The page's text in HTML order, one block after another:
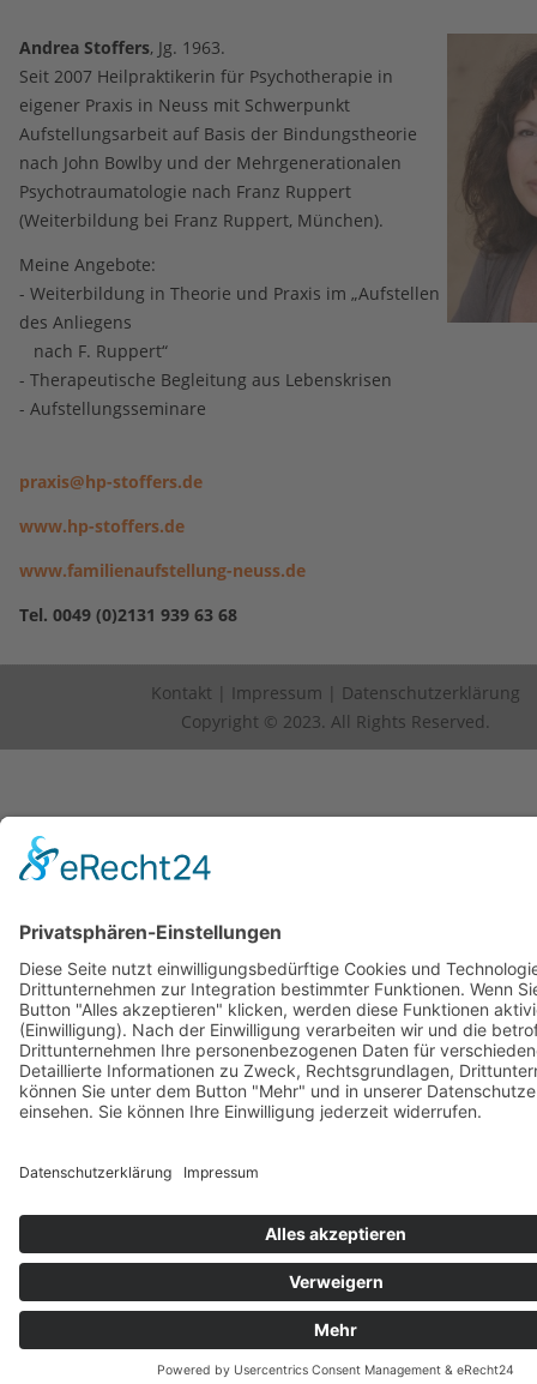
Andrea Stoffers, Jg. 1963.
Seit 2007 Heilpraktikerin für Psychotherapie in
eigener Praxis in Neuss mit Schwerpunkt
Aufstellungsarbeit auf Basis der Bindungstheorie
nach John Bowlby und der Mehrgenerationalen
Psychotraumatologie nach Franz Ruppert
(Weiterbildung bei Franz Ruppert, München).
Meine Angebote:
- Weiterbildung in Theorie und Praxis im „Aufstellen
des Anliegens
nach F. Ruppert“
- Therapeutische Begleitung aus Lebenskrisen
- Aufstellungsseminare
praxis@hp-stoffers.de
www.hp-stoffers.de
www.familienaufstellung-neuss.de
Tel. 0049 (0)2131 939 63 68
Kontakt | Impressum | Datenschutzerklärung
Copyright © 2023. All Rights Reserved.